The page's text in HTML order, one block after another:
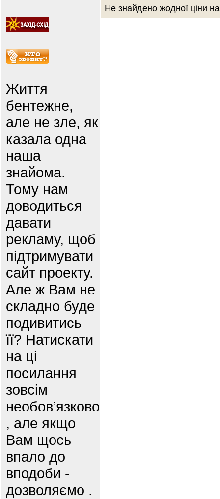
Життя
бентежне,
але не зле, як
казала одна
наша
знайома.
Тому нам
доводиться
давати
рекламу, щоб
підтримувати
сайт проекту.
Але ж Вам не
складно буде
подивитись
її? Натискати
на ці
посилання
зовсім
необов’язково
, але якщо
Вам щось
впало до
вподоби -
дозволяємо .
Не знайдено жодної ціни